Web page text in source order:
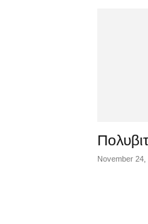
November 24,